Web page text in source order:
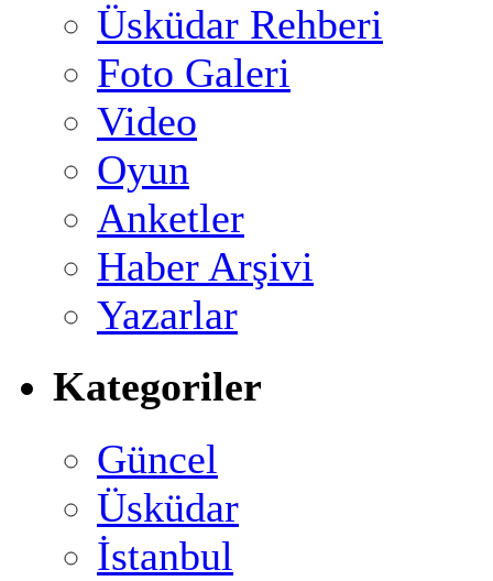
Üsküdar Rehberi
Foto Galeri
Video
Oyun
Anketler
Haber Arşivi
Yazarlar
Kategoriler
Güncel
Üsküdar
İstanbul